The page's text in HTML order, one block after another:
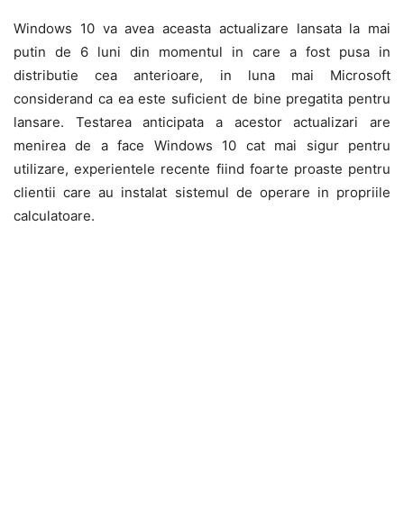
Windows 10 va avea aceasta actualizare lansata la mai
putin de 6 luni din momentul in care a fost pusa in
distributie cea anterioare, in luna mai Microsoft
considerand ca ea este suficient de bine pregatita pentru
lansare. Testarea anticipata a acestor actualizari are
menirea de a face Windows 10 cat mai sigur pentru
utilizare, experientele recente fiind foarte proaste pentru
clientii care au instalat sistemul de operare in propriile
calculatoare.